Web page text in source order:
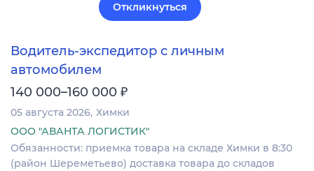
Откликнуться
Водитель-экспедитор с личным
автомобилем
140 000–160 000 ₽
05 августа 2026 Химки
ООО "АВАНТА ЛОГИСТИК"
Обязанности: приемка товара на складе Химки в 8:30
(район Шереметьево) доставка товара до складов